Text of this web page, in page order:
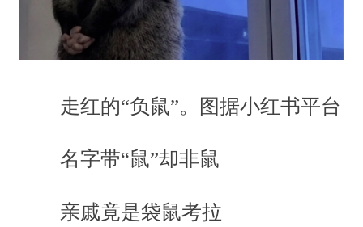
走红的“负鼠”。图据小红书平台
名字带“鼠”却非鼠
亲戚竟是袋鼠考拉